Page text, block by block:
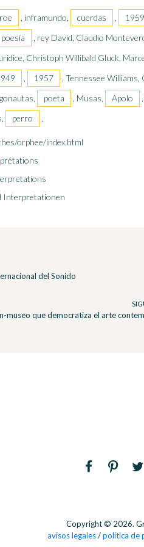
, inframundo, cuerdas , 1959
poesía
, rey David, Claudio
Christoph Willibald Gluck,
, 1957
, Tennessee Williams,
poeta , Musas, Apolo
perro ,
orphee/index.html
Interpretationen
del Sonido
museo que democratiza el arte
Copyright © 2026.
avisos legales/politica de